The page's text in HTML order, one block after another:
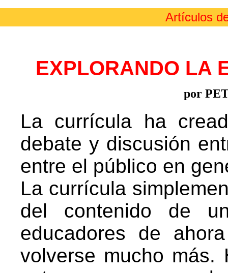
Artículos
EXPLORANDO LA
por
La currícula ha
debate y discusión
entre el público en
La currícula
del contenido de
educadores de
volverse mucho más.